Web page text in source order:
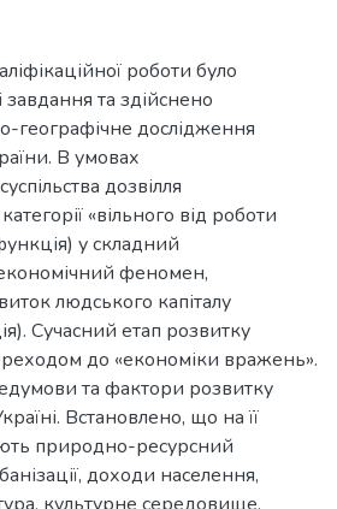
роботи було
та здійснено
географічне дослідження
В умовах
дозвілля
«вільного від роботи
у складний
феномен,
людського капіталу
Сучасний етап розвитку
до «економіки вражень».
та фактори розвитку
Встановлено, що на її
природно-ресурсний
доходи населення,